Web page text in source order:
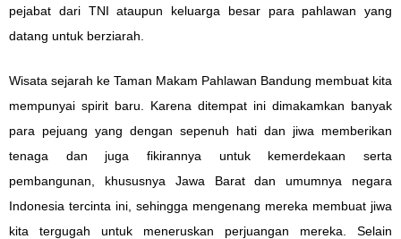
pejabat dari TNI ataupun keluarga besar para pahlawan yang
datang untuk berziarah.
Wisata sejarah ke Taman Makam Pahlawan Bandung membuat kita
mempunyai spirit baru. Karena ditempat ini dimakamkan banyak
para pejuang yang dengan sepenuh hati dan jiwa memberikan
tenaga dan juga fikirannya untuk kemerdekaan serta
pembangunan, khususnya Jawa Barat dan umumnya negara
Indonesia tercinta ini, sehingga mengenang mereka membuat jiwa
kita tergugah untuk meneruskan perjuangan mereka. Selain